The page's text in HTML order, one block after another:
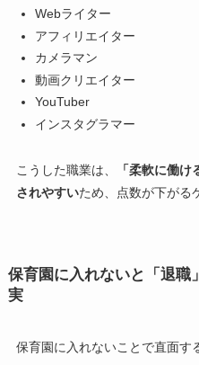
Webライター
アフィリエイター
カメラマン
動画クリエイター
YouTuber
インスタグラマー
こうした職業は、
「柔軟に働
されやすいため、点数が下がる
保育園に入れないと「退職
実
保育園に入れないことで直面す